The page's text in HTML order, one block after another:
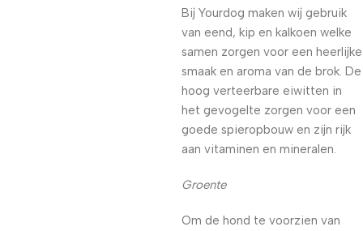
Bij Yourdog maken wij gebruik
van eend, kip en kalkoen welke
samen zorgen voor een heerlijke
smaak en aroma van de brok. De
hoog verteerbare eiwitten in
het gevogelte zorgen voor een
goede spieropbouw en zijn rijk
aan vitaminen en mineralen.
Groente
Om de hond te voorzien van